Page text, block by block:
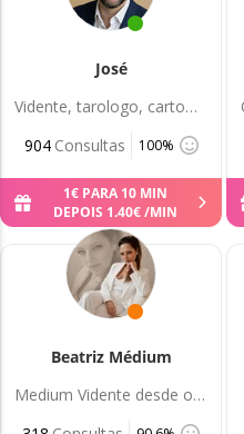
José
Vidente, tarologo, cartomante e Rumanal.
904 Consultas 100%
1€ PARA 10 MIN
DEPOIS 1.40€/MIN
Beatriz Médium
Medium Vidente desde o nascimento